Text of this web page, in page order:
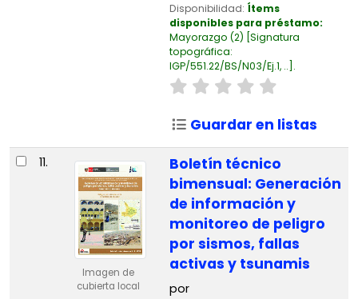
Disponibilidad: Ítems
disponibles para préstamo:
Mayorazgo (2) Signatura
topográfica:
IGP/551.22/BS/N03/Ej.1, .. .
Guardar en listas
11.
Imagen de
cubierta local
Boletín técnico
bimensual: Generación
de información y
monitoreo de peligro
por sismos, fallas
activas y tsunamis
por